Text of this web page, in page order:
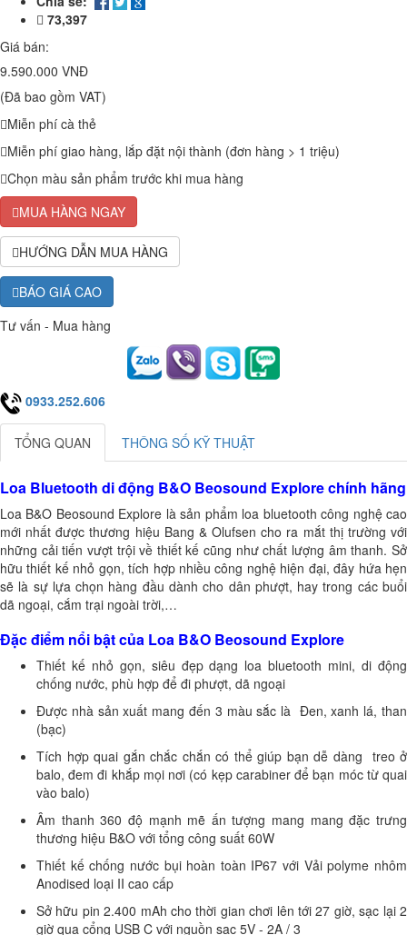
73,397
Giá bán:
9.590.000 VNĐ
(Đã bao gồm VAT)
Miễn phí cà thẻ
Miễn phí giao hàng, lắp đặt nội thành (đơn hàng > 1 triệu)
Chọn màu sản phẩm trước khi mua hàng
MUA HÀNG NGAY
HƯỚNG DẪN MUA HÀNG
BÁO GIÁ CAO
Tư vấn - Mua hàng
0933.252.606
TỔNG QUAN THÔNG SỐ KỸ THUẬT
Loa Bluetooth di động B&O Beosound Explore chính hãng
Loa B&O Beosound Explore là sản phẩm loa bluetooth công nghệ cao
mới nhất được thương hiệu Bang & Olufsen cho ra mắt thị trường với
những cải tiến vượt trội về thiết kế cũng như chất lượng âm thanh. Sở
hữu thiết kế nhỏ gọn, tích hợp nhiều công nghệ hiện đại, đây hứa hẹn
sẽ là sự lựa chọn hàng đầu dành cho dân phượt, hay trong các buổi
dã ngoại, cắm trại ngoài trời,…
Đặc điểm nổi bật của Loa B&O Beosound Explore
Thiết kế nhỏ gọn, siêu đẹp dạng loa bluetooth mini, di động
chống nước, phù hợp để đi phượt, dã ngoại
Được nhà sản xuất mang đến 3 màu sắc là Đen, xanh lá, than
(bạc)
Tích hợp quai gắn chắc chắn có thể giúp bạn dễ dàng treo ở
balo, đem đi khắp mọi nơi (có kẹp carabiner để bạn móc từ quai
vào balo)
Âm thanh 360 độ mạnh mẽ ấn tượng mang mang đặc trưng
thương hiệu B&O với tổng công suất 60W
Thiết kế chống nước bụi hoàn toàn IP67 với Vải polyme nhôm
Anodised loại II cao cấp
Sở hữu pin 2.400 mAh cho thời gian chơi lên tới 27 giờ, sạc lại 2
giờ qua cổng USB C với nguồn sạc 5V - 2A / 3